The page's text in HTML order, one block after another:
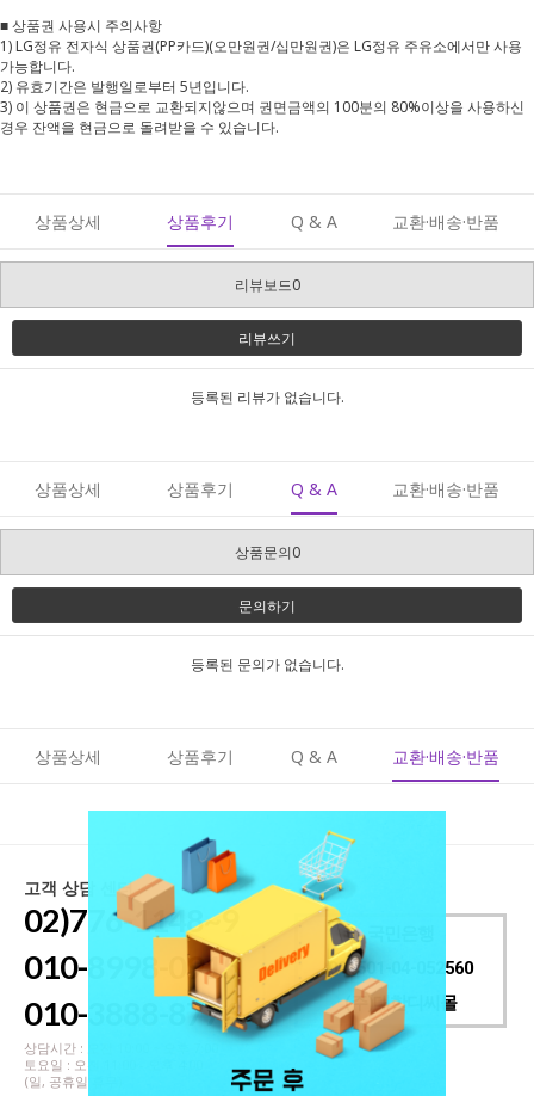
■ 상품권 사용시 주의사항
1) LG정유 전자식 상품권(PP카드)(오만원권/십만원권)은 LG정유 주유소에서만 사용
가능합니다.
2) 유효기간은 발행일로부터 5년입니다.
3) 이 상품권은 현금으로 교환되지않으며 권면금액의 100분의 80%이상을 사용하신
경우 잔액을 현금으로 돌려받을 수 있습니다.
상품상세 상품후기 Q & A 교환·배송·반품
리뷰보드0
리뷰쓰기
등록된 리뷰가 없습니다.
상품상세 상품후기 Q & A 교환·배송·반품
상품문의0
문의하기
등록된 문의가 없습니다.
상품상세 상품후기 Q & A 교환·배송·반품
고객 상담 센터
02)776-1148~9
010-8998-0915
010-3888-8776
상담시간 : 오전 10:00 ~ 오후 7:00
토요일 : 오전 11:00 - 오후 4:00
(일, 공휴일 휴무)
001501-04-052560
(주)대한디씨몰